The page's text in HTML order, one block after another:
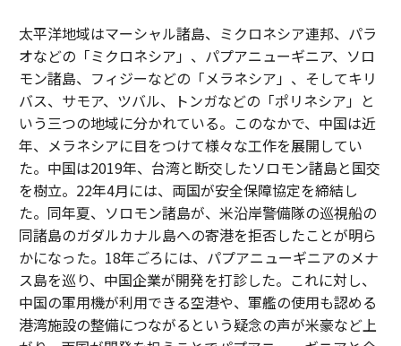
太平洋地域はマーシャル諸島、ミクロネシア連邦、パラ
オなどの「ミクロネシア」、パプアニューギニア、ソロ
モン諸島、フィジーなどの「メラネシア」、そしてキリ
バス、サモア、ツバル、トンガなどの「ポリネシア」と
いう三つの地域に分かれている。このなかで、中国は近
年、メラネシアに目をつけて様々な工作を展開してい
た。中国は2019年、台湾と断交したソロモン諸島と国交
を樹立。22年4月には、両国が安全保障協定を締結し
た。同年夏、ソロモン諸島が、米沿岸警備隊の巡視船の
同諸島のガダルカナル島への寄港を拒否したことが明ら
かになった。18年ごろには、パプアニューギニアのメナ
ス島を巡り、中国企業が開発を打診した。これに対し、
中国の軍用機が利用できる空港や、軍艦の使用も認める
港湾施設の整備につながるという疑念の声が米豪など上